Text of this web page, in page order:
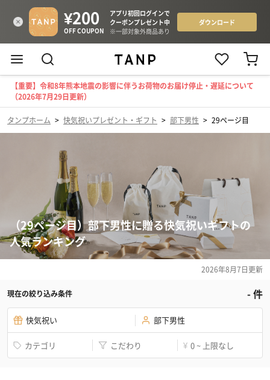
【重要】令和8年熊本地震の影響に伴うお荷物のお届け停止・遅延について
（2026年7月29日更新）
タンプホーム > 快気祝いプレゼント・ギフト > 部下男性 > 29ページ目
（29ページ目）部下男性に贈る快気祝いギフトの
人気ランキング
2026年8月7日更新
現在の絞り込み条件 -件
快気祝い 部下男性
カテゴリ こだわり ¥ 0 ~ 上限なし